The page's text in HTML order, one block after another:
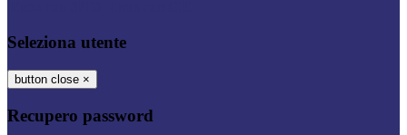
Seleziona utente
button close ×
Recupero password